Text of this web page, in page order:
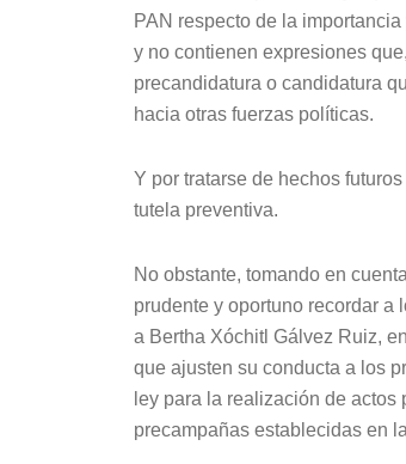
PAN respecto de la
y no contienen expresiones
precandidatura o candidatura
hacia otras fuerzas políticas.
Y por tratarse de hechos
tutela preventiva.
No obstante, tomando en
prudente y oportuno recordar a
a Bertha Xóchitl Gálvez Ruiz,
que ajusten su conducta a los
ley para la realización de
precampañas establecidas en